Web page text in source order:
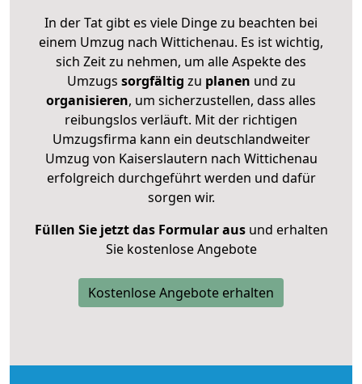
In der Tat gibt es viele Dinge zu beachten bei
einem Umzug nach Wittichenau. Es ist wichtig,
sich Zeit zu nehmen, um alle Aspekte des
Umzugs sorgfältig zu planen und zu
organisieren, um sicherzustellen, dass alles
reibungslos verläuft. Mit der richtigen
Umzugsfirma kann ein deutschlandweiter
Umzug von Kaiserslautern nach Wittichenau
erfolgreich durchgeführt werden und dafür
sorgen wir.
Füllen Sie jetzt das Formular ausund erhalten
Sie kostenlose Angebote
Kostenlose Angebote erhalten